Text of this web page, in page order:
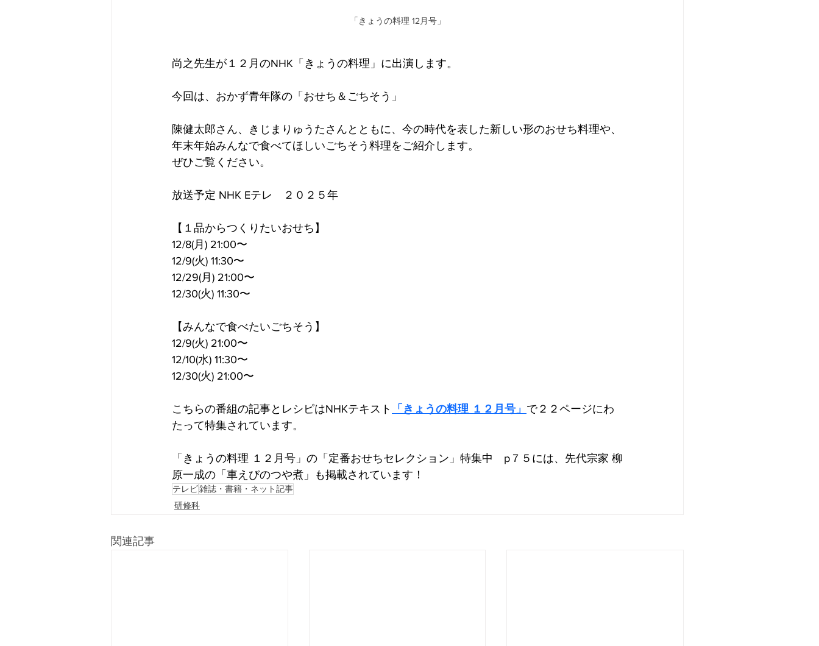
「きょうの料理 12月号」
尚之先生が１２月のNHK「きょうの料理」に出演します。
今回は、おかず青年隊の「おせち＆ごちそう」
陳健太郎さん、きじまりゅうたさんとともに、今の時代を表した新しい形のおせち料理や、
年末年始みんなで食べてほしいごちそう料理をご紹介します。
ぜひご覧ください。
放送予定 NHK Eテレ　２０２５年
【１品からつくりたいおせち】
12/8(月) 21:00〜
12/9(火) 11:30〜
12/29(月) 21:00〜
12/30(火) 11:30〜
【みんなで食べたいごちそう】
12/9(火) 21:00〜
12/10(水) 11:30〜
12/30(火) 21:00〜
こちらの番組の記事とレシピはNHKテキスト 「きょうの料理 １２月号」 で２２ページにわ
たって特集されています。
「きょうの料理 １２月号」の「定番おせちセレクション」特集中　p７５には、先代宗家 柳
原一成の「車えびのつや煮」も掲載されています！
テレビ雑誌・書籍・ネット記事
研修科
関連記事